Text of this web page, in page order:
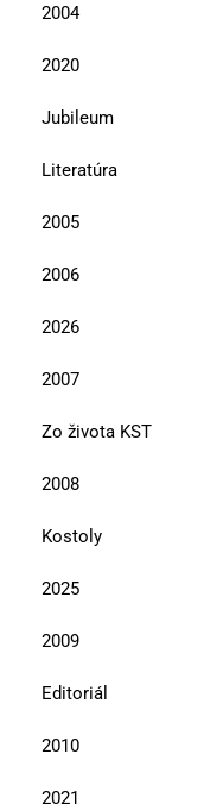
2004
2020
Jubileum
Literatúra
2005
2006
2026
2007
Zo života KST
2008
Kostoly
2025
2009
Editoriál
2010
2021